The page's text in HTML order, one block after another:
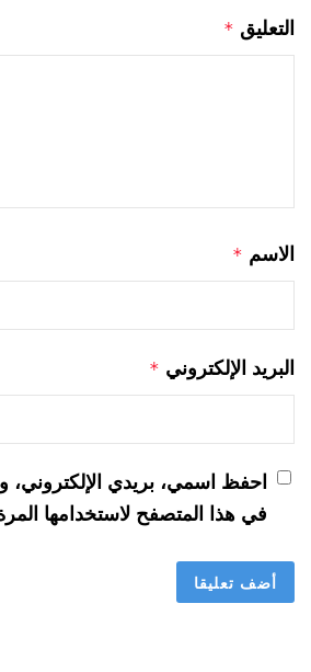
التعليق *
الاسم *
البريد الإلكتروني *
احفظ اسمي، بريدي الإلكتروني،
في هذا المتصفح لاستخدامها